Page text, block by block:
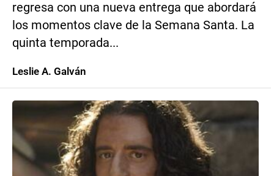
regresa con una nueva entrega que abordará
los momentos clave de la Semana Santa. La
quinta temporada...
Leslie A. Galván